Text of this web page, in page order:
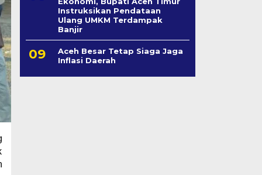
Instruksikan Pendataan
Ulang UMKM Terdampak
Banjir
Aceh Besar Tetap Siaga Jaga
Inflasi Daerah